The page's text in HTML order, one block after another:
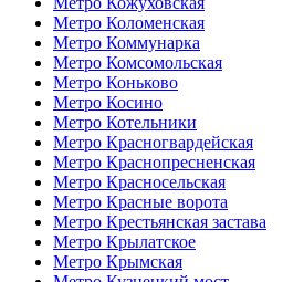
Метро Коломенская
Метро Коммунарка
Метро Комсомольская
Метро Коньково
Метро Косино
Метро Котельники
Метро Красногвардейская
Метро Краснопресненская
Метро Красносельская
Метро Красные ворота
Метро Крестьянская застава
Метро Крылатское
Метро Крымская